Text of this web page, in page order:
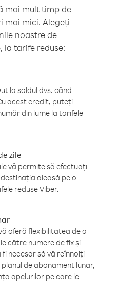
mai mult timp de
mai mici. Alegeți
noastre de
la tarife reduse:
la soldul dvs. când
acest credit, puteți
din lume la tarifele
zile
vă permite să efectuați
aleasă pe o
reduse Viber.
oferă flexibilitatea de a
către numere de fix și
necesar să vă reînnoiți
de abonament lunar,
apelurilor pe care le